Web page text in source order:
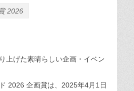
2026
上げた素晴らしい企画・イベン
2026 企画賞は、2025年4月1日